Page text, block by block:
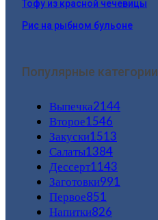
Тофу из красной чечевицы
Рис на рыбном бульоне
Популярные категории
Выпечка2144
Второе1546
Закуски1513
Салаты1384
Дессерт1143
Заготовки991
Первое851
Напитки826